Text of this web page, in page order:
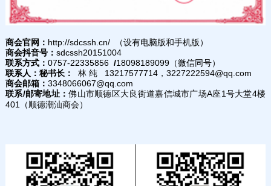
商会官网： http://sdcssh.cn/ （设有电脑版和手机版）
商会抖音号： sdcssh20151004
联系方式： 0757-22335856 /18098189099（微信同号）
联系人： 秘书长：
林 纯 13217577714，3227222594@qq.com
商会邮箱： 3348066067@qq.com
联系/邮寄地址：佛山市顺德区大良街道嘉信城市广场A座1号大堂4楼
401（顺德潮汕商会）